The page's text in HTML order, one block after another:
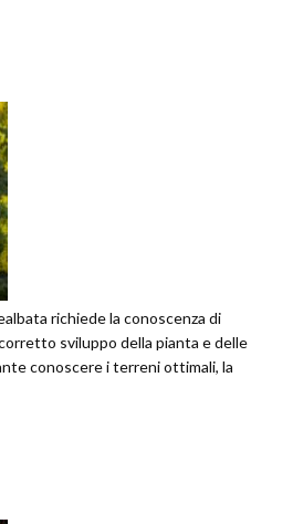
richiede la conoscenza di
sviluppo della pianta e delle
conoscere i terreni ottimali, la